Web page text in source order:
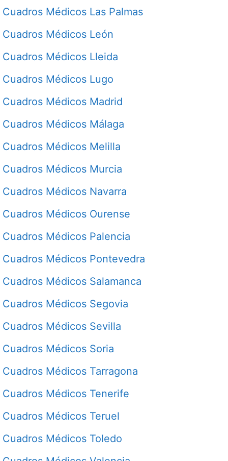
Cuadros Médicos Las Palmas
Cuadros Médicos León
Cuadros Médicos Lleida
Cuadros Médicos Lugo
Cuadros Médicos Madrid
Cuadros Médicos Málaga
Cuadros Médicos Melilla
Cuadros Médicos Murcia
Cuadros Médicos Navarra
Cuadros Médicos Ourense
Cuadros Médicos Palencia
Cuadros Médicos Pontevedra
Cuadros Médicos Salamanca
Cuadros Médicos Segovia
Cuadros Médicos Sevilla
Cuadros Médicos Soria
Cuadros Médicos Tarragona
Cuadros Médicos Tenerife
Cuadros Médicos Teruel
Cuadros Médicos Toledo